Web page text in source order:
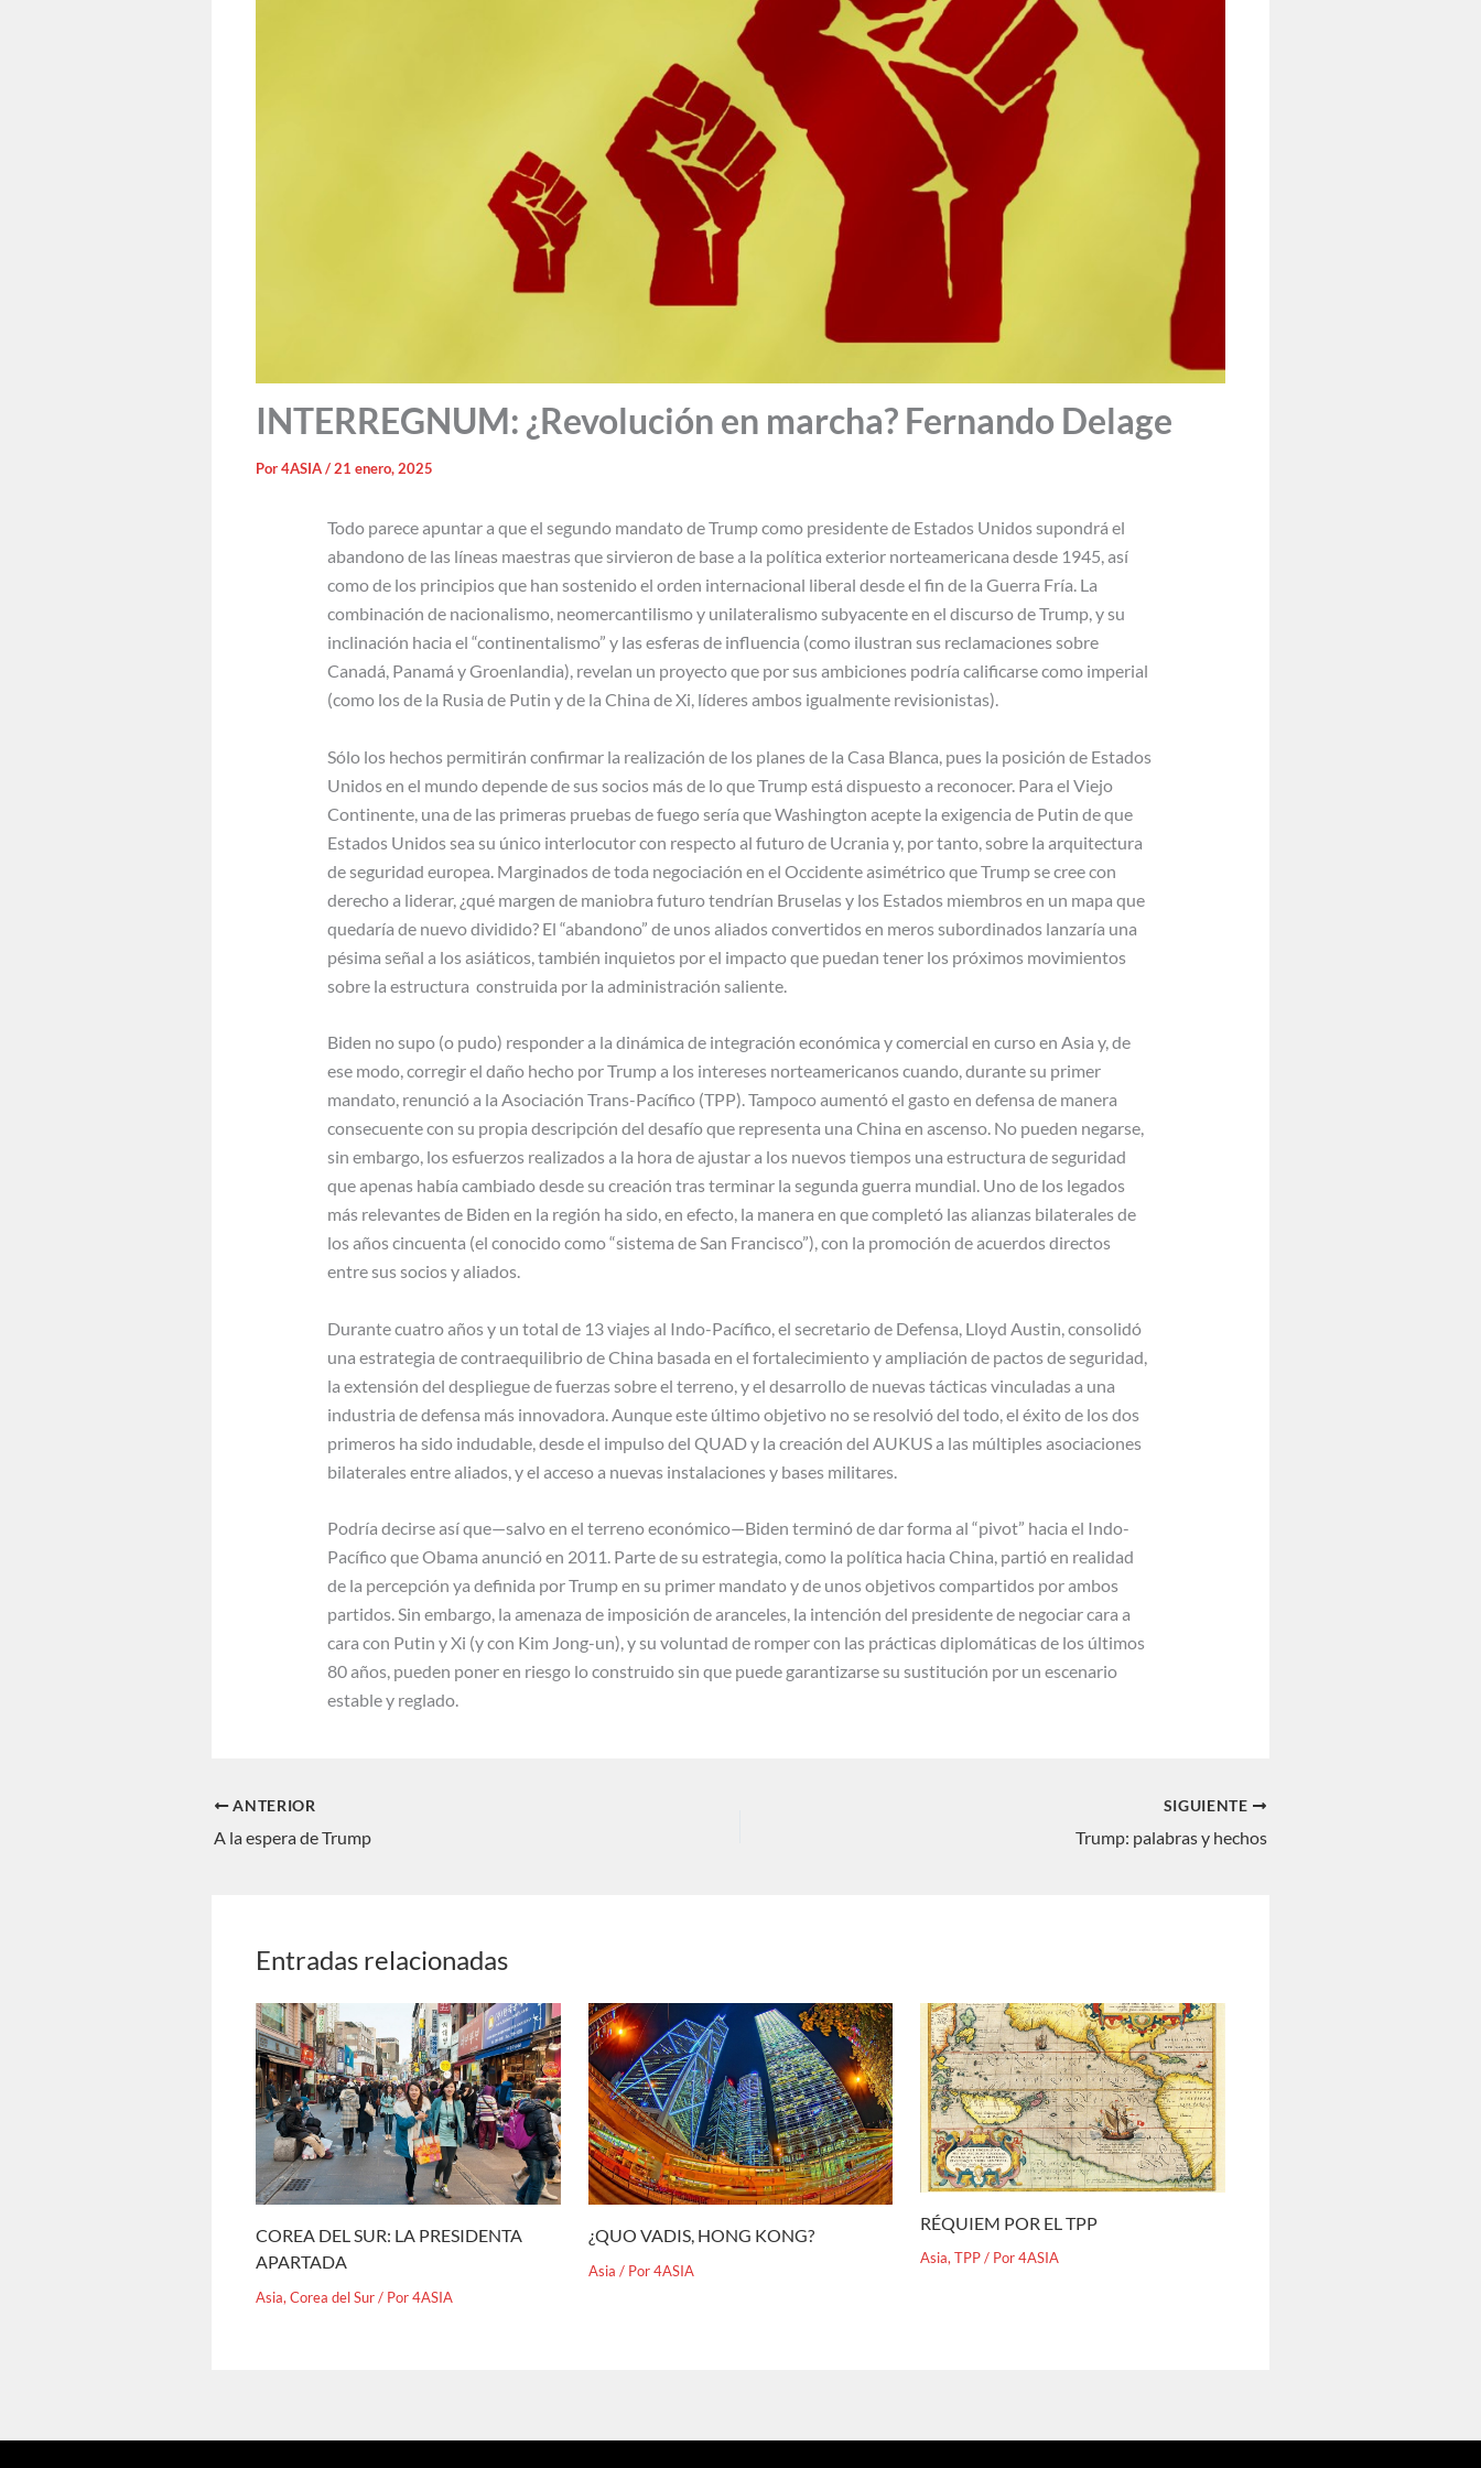
INTERREGNUM: ¿Revolución en marcha? Fernando Delage
Por4ASIA/21 enero, 2025
Todo parece apuntar a que el segundo mandato de Trump como presidente de Estados Unidos supondrá el
abandono de las líneas maestras que sirvieron de base a la política exterior norteamericana desde 1945, así
como de los principios que han sostenido el orden internacional liberal desde el fin de la Guerra Fría. La
combinación de nacionalismo, neomercantilismo y unilateralismo subyacente en el discurso de Trump, y su
inclinación hacia el “continentalismo” y las esferas de influencia (como ilustran sus reclamaciones sobre
Canadá, Panamá y Groenlandia), revelan un proyecto que por sus ambiciones podría calificarse como imperial
(como los de la Rusia de Putin y de la China de Xi, líderes ambos igualmente revisionistas).
Sólo los hechos permitirán confirmar la realización de los planes de la Casa Blanca, pues la posición de Estados
Unidos en el mundo depende de sus socios más de lo que Trump está dispuesto a reconocer. Para el Viejo
Continente, una de las primeras pruebas de fuego sería que Washington acepte la exigencia de Putin de que
Estados Unidos sea su único interlocutor con respecto al futuro de Ucrania y, por tanto, sobre la arquitectura
de seguridad europea. Marginados de toda negociación en el Occidente asimétrico que Trump se cree con
derecho a liderar, ¿qué margen de maniobra futuro tendrían Bruselas y los Estados miembros en un mapa que
quedaría de nuevo dividido? El “abandono” de unos aliados convertidos en meros subordinados lanzaría una
pésima señal a los asiáticos, también inquietos por el impacto que puedan tener los próximos movimientos
sobre la estructura construida por la administración saliente.
Biden no supo (o pudo) responder a la dinámica de integración económica y comercial en curso en Asia y, de
ese modo, corregir el daño hecho por Trump a los intereses norteamericanos cuando, durante su primer
mandato, renunció a la Asociación Trans-Pacífico (TPP). Tampoco aumentó el gasto en defensa de manera
consecuente con su propia descripción del desafío que representa una China en ascenso. No pueden negarse,
sin embargo, los esfuerzos realizados a la hora de ajustar a los nuevos tiempos una estructura de seguridad
que apenas había cambiado desde su creación tras terminar la segunda guerra mundial. Uno de los legados
más relevantes de Biden en la región ha sido, en efecto, la manera en que completó las alianzas bilaterales de
los años cincuenta (el conocido como “sistema de San Francisco”), con la promoción de acuerdos directos
entre sus socios y aliados.
Durante cuatro años y un total de 13 viajes al Indo-Pacífico, el secretario de Defensa, Lloyd Austin, consolidó
una estrategia de contraequilibrio de China basada en el fortalecimiento y ampliación de pactos de seguridad,
la extensión del despliegue de fuerzas sobre el terreno, y el desarrollo de nuevas tácticas vinculadas a una
industria de defensa más innovadora. Aunque este último objetivo no se resolvió del todo, el éxito de los dos
primeros ha sido indudable, desde el impulso del QUAD y la creación del AUKUS a las múltiples asociaciones
bilaterales entre aliados, y el acceso a nuevas instalaciones y bases militares.
Podría decirse así que—salvo en el terreno económico—Biden terminó de dar forma al “pivot” hacia el Indo-
Pacífico que Obama anunció en 2011. Parte de su estrategia, como la política hacia China, partió en realidad
de la percepción ya definida por Trump en su primer mandato y de unos objetivos compartidos por ambos
partidos. Sin embargo, la amenaza de imposición de aranceles, la intención del presidente de negociar cara a
cara con Putin y Xi (y con Kim Jong-un), y su voluntad de romper con las prácticas diplomáticas de los últimos
80 años, pueden poner en riesgo lo construido sin que puede garantizarse su sustitución por un escenario
estable y reglado.
ANTERIOR
A la espera de Trump
SIGUIENTE
Trump: palabras y hechos
Entradas relacionadas
COREA DEL SUR: LA PRESIDENTA
APARTADA
Asia, Corea del Sur/ Por4ASIA
¿QUO VADIS, HONG KONG?
Asia / Por4ASIA
RÉQUIEM POR EL TPP
Asia,TPP/ Por4ASIA